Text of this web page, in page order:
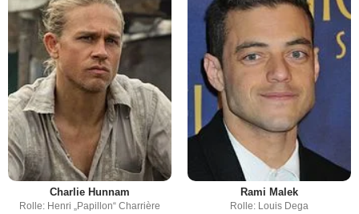
Charlie Hunnam
Rolle: Henri „Papillon“ Charrière
Rami Malek
Rolle: Louis Dega